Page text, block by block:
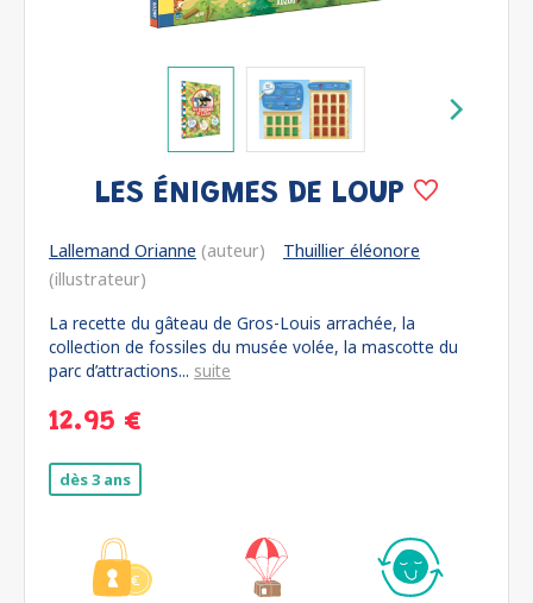
LES ÉNIGMES DE LOUP
Lallemand Orianne (auteur)
Thuillier éléonore
(illustrateur)
La recette du gâteau de Gros-Louis arrachée, la
collection de fossiles du musée volée, la mascotte du
parc d’attractions... suite
12.95 €
dès 3 ans